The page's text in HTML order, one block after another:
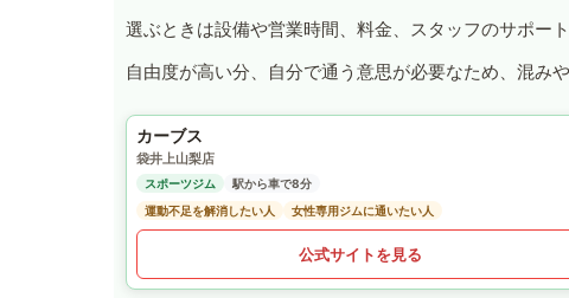
選ぶときは設備や営業時間、料金、スタッフのサポー
自由度が高い分、自分で通う意思が必要なため、混み
カーブス
袋井上山梨店
スポーツジム
駅から車で8分
運動不足を解消したい人
女性専用ジムに通いたい人
公式サイトを見る